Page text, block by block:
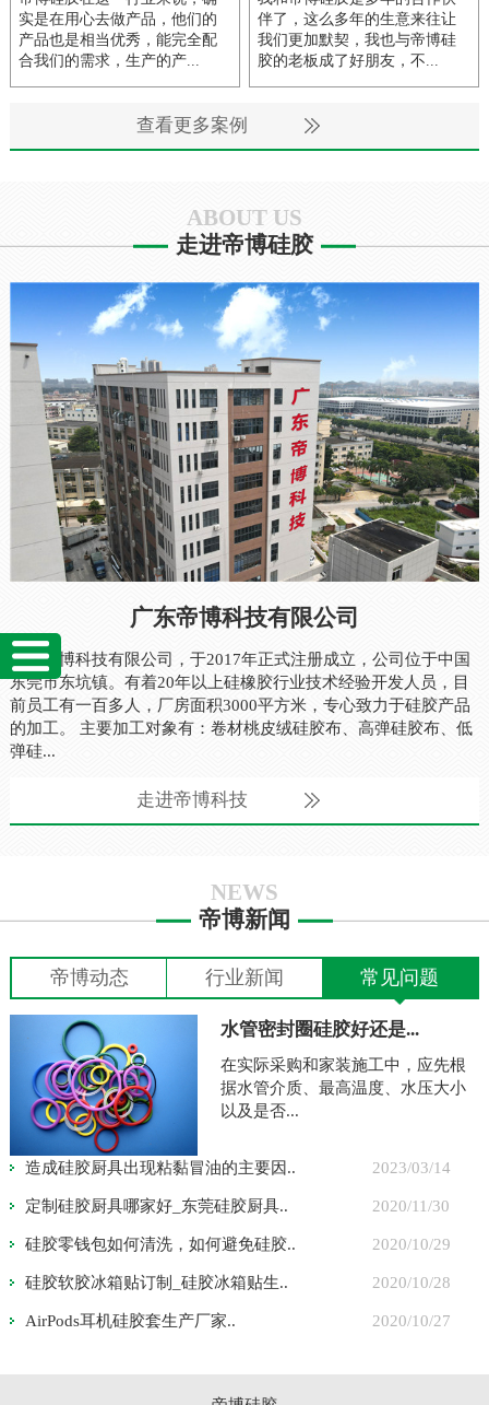
实是在用心去做产品，他们的
产品也是相当优秀，能完全配
合我们的需求，生产的产...
伴了，这么多年的生意来往让
我们更加默契，我也与帝博硅
胶的老板成了好朋友，不...
查看更多案例
ABOUT US
走进帝博硅胶
广东帝博科技有限公司
广东帝博科技有限公司，于2017年正式注册成立，公司位于中国
东莞市东坑镇。有着20年以上硅橡胶行业技术经验开发人员，目
前员工有一百多人，厂房面积3000平方米，专心致力于硅胶产品
的加工。 主要加工对象有：卷材桃皮绒硅胶布、高弹硅胶布、低
弹硅...
走进帝博科技
NEWS
帝博新闻
帝博动态 行业新闻 常见问题
水管密封圈硅胶好还是...
在实际采购和家装施工中，应先根
据水管介质、最高温度、水压大小
以及是否...
造成硅胶厨具出现粘黏冒油的主要因.. 2023/03/14
定制硅胶厨具哪家好_东莞硅胶厨具.. 2020/11/30
硅胶零钱包如何清洗，如何避免硅胶.. 2020/10/29
硅胶软胶冰箱贴订制_硅胶冰箱贴生.. 2020/10/28
AirPods耳机硅胶套生产厂家.. 2020/10/27